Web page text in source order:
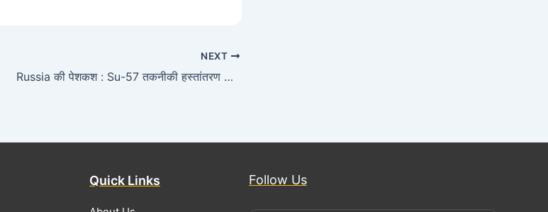
NEXT
Russia की पेशकश : Su-57 तकनीकी हस्तांतरण भारत को मिलेगा
Quick Links Follow Us